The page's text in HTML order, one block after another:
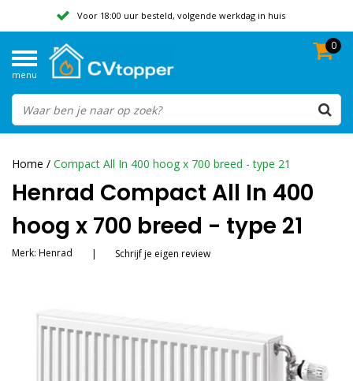
Voor 18:00 uur besteld, volgende werkdag in huis
Beoordeeld met een 9,8
menu
0
Home / Compact All In 400 hoog x 700 breed - type 21
Henrad Compact All In 400
hoog x 700 breed - type 21
Merk: Henrad | Schrijf je eigen review